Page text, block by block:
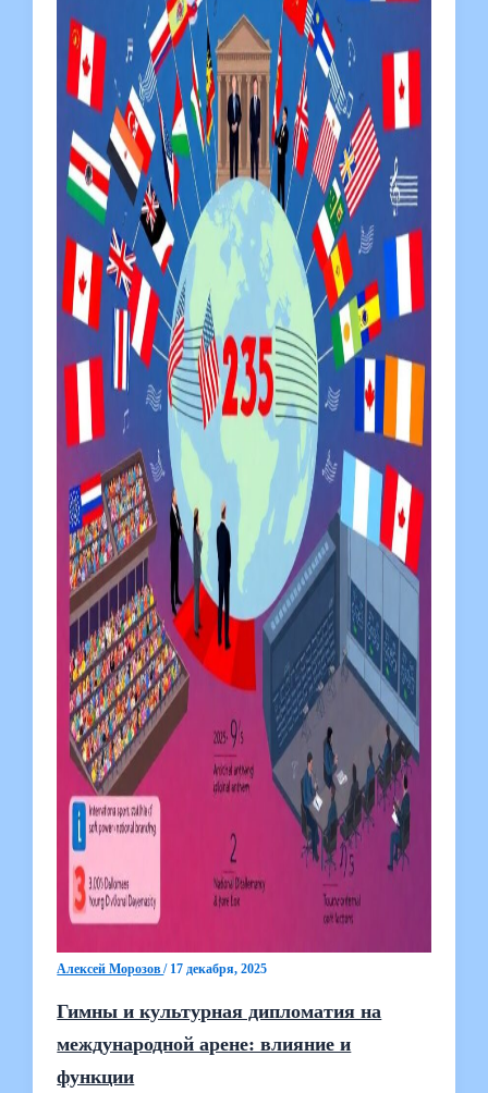
Алексей Морозов/ 17 декабря, 2025
Гимны и культурная дипломатия на
международной арене: влияние и
функции